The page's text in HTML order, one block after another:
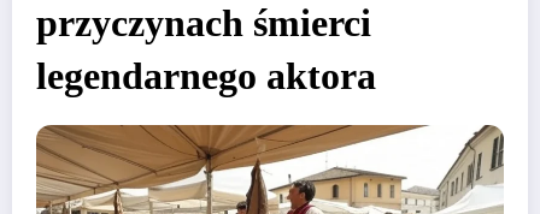
przyczynach śmierci
legendarnego aktora